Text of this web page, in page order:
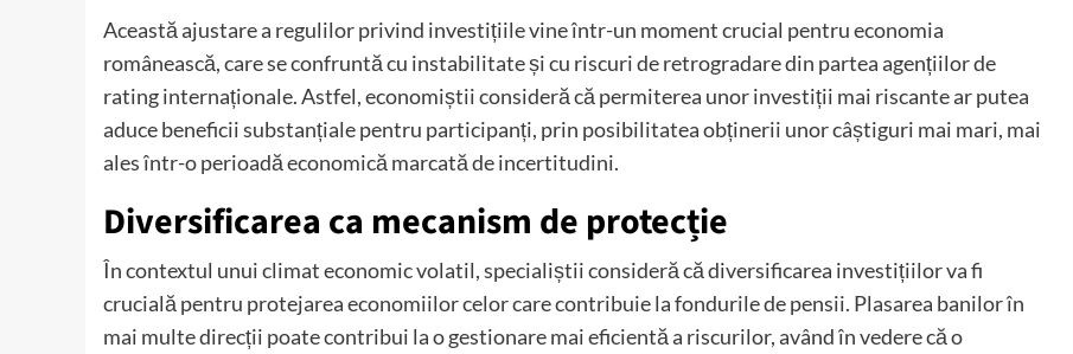
Această ajustare a regulilor privind investițiile vine într-un moment crucial pentru economia
românească, care se confruntă cu instabilitate și cu riscuri de retrogradare din partea agențiilor de
rating internaționale. Astfel, economiștii consideră că permiterea unor investiții mai riscante ar putea
aduce beneficii substanțiale pentru participanți, prin posibilitatea obținerii unor câștiguri mai mari, mai
ales într-o perioadă economică marcată de incertitudini.
Diversificarea ca mecanism de protecție
În contextul unui climat economic volatil, specialiștii consideră că diversificarea investițiilor va fi
crucială pentru protejarea economiilor celor care contribuie la fondurile de pensii. Plasarea banilor în
mai multe direcții poate contribui la o gestionare mai eficientă a riscurilor, având în vedere că o